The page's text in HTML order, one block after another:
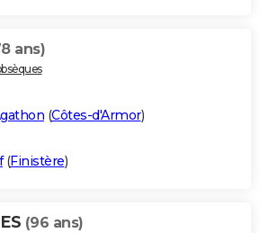
ans)
(Côtes-d'Armor)
(Finistère)
(96 ans)